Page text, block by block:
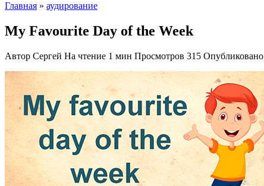
Главная » аудирование
My Favourite Day of the Week
Автор Сергей На чтение 1 мин Просмотров 315 Опубликовано